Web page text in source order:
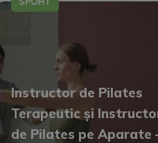
Instructor de Pilates
Terapeutic și
de Pilates pe Aparate